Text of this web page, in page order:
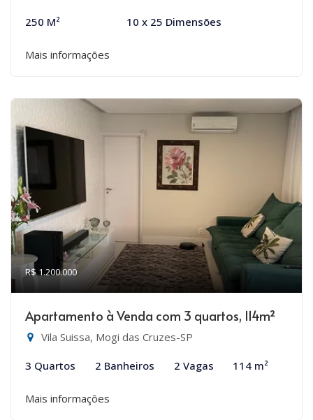
250 M² 10 x 25 Dimensões
Mais informações
R$ 1.200.000
Apartamento à Venda com 3 quartos, 114m²
Vila Suissa, Mogi das Cruzes-SP
3 Quartos 2 Banheiros 2 Vagas 114 m²
Mais informações